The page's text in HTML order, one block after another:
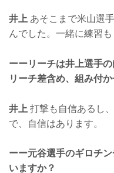
井上 あそこまで米山選
んでした。一緒に練習
ーーリーチは井上選手
リーチ差含め、組み付
井上 打撃も自信あるし
で、自信はあります。
ーー元谷選手のギロチ
いますか？